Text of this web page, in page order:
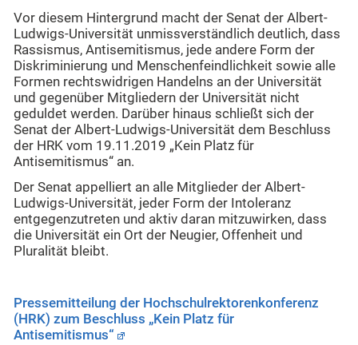
Vor diesem Hintergrund macht der Senat der Albert-
Ludwigs-Universität unmissverständlich deutlich, dass
Rassismus, Antisemitismus, jede andere Form der
Diskriminierung und Menschenfeindlichkeit sowie alle
Formen rechtswidrigen Handelns an der Universität
und gegenüber Mitgliedern der Universität nicht
geduldet werden. Darüber hinaus schließt sich der
Senat der Albert-Ludwigs-Universität dem Beschluss
der HRK vom 19.11.2019 „Kein Platz für
Antisemitismus“ an.
Der Senat appelliert an alle Mitglieder der Albert-
Ludwigs-Universität, jeder Form der Intoleranz
entgegenzutreten und aktiv daran mitzuwirken, dass
die Universität ein Ort der Neugier, Offenheit und
Pluralität bleibt.
Pressemitteilung der Hochschulrektorenkonferenz
(HRK) zum Beschluss „Kein Platz für
Antisemitismus“